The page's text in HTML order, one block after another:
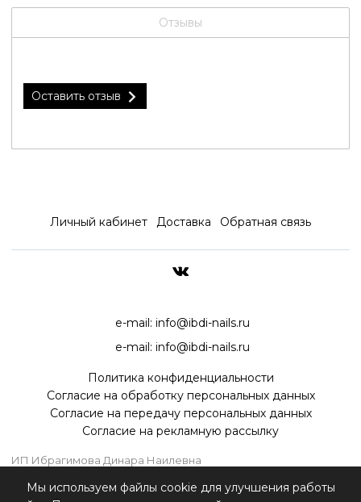
Отзывы
Оставить отзыв
Личный кабинет Доставка Обратная связь
e-mail: info@ibdi-nails.ru
e-mail: info@ibdi-nails.ru
Политика конфиденциальности
Согласие на обработку персональных данных
Согласие на передачу персональных данных
Согласие на рекламную рассылку
ИП Ибрагимова Динара Наилевна
ОГРНИП 315595800070181
Мы используем файлы cookie для улучшения работы